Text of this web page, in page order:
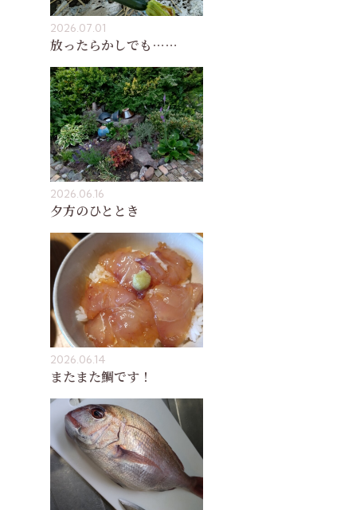
2026.07.01
放ったらかしでも……
2026.06.16
夕方のひととき
2026.06.14
またまた鯛です！